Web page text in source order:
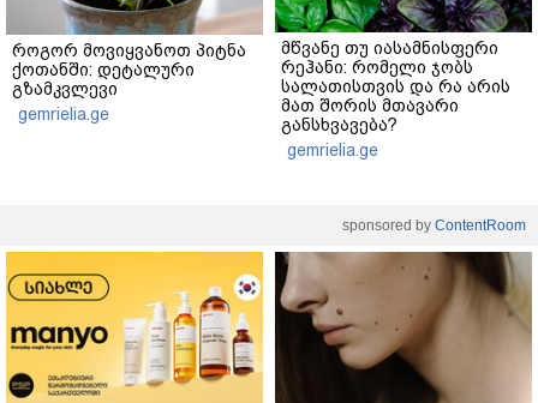
როგორ მოვიყვანოთ პიტნა
ქოთანში: დეტალური
გზამკვლევი
gemrielia.ge
მწვანე თუ იასამნისფერი
რეჰანი: რომელი ჯობს
სალათისთვის და რა არის
მათ შორის მთავარი
განსხვავება?
gemrielia.ge
sponsored by ContentRoom